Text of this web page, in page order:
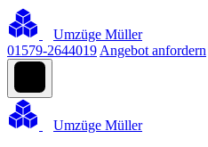
Umzüge Müller
01579-2644019 Angebot anfordern
Umzüge Müller